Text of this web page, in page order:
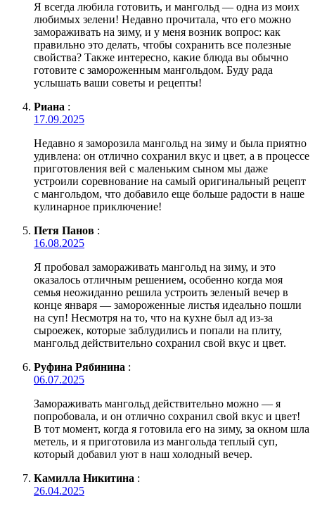
Я всегда любила готовить, и мангольд — одна из моих
любимых зелени! Недавно прочитала, что его можно
замораживать на зиму, и у меня возник вопрос: как
правильно это делать, чтобы сохранить все полезные
свойства? Также интересно, какие блюда вы обычно
готовите с замороженным мангольдом. Буду рада
услышать ваши советы и рецепты!
Риана :
17.09.2025
Недавно я заморозила мангольд на зиму и была приятно
удивлена: он отлично сохранил вкус и цвет, а в процессе
приготовления вей с маленьким сыном мы даже
устроили соревнование на самый оригинальный рецепт
с мангольдом, что добавило еще больше радости в наше
кулинарное приключение!
Петя Панов :
16.08.2025
Я пробовал замораживать мангольд на зиму, и это
оказалось отличным решением, особенно когда моя
семья неожиданно решила устроить зеленый вечер в
конце января — замороженные листья идеально пошли
на суп! Несмотря на то, что на кухне был ад из-за
сыроежек, которые заблудились и попали на плиту,
мангольд действительно сохранил свой вкус и цвет.
Руфина Рябинина :
06.07.2025
Замораживать мангольд действительно можно — я
попробовала, и он отлично сохранил свой вкус и цвет!
В тот момент, когда я готовила его на зиму, за окном шла
метель, и я приготовила из мангольда теплый суп,
который добавил уют в наш холодный вечер.
Камилла Никитина :
26.04.2025